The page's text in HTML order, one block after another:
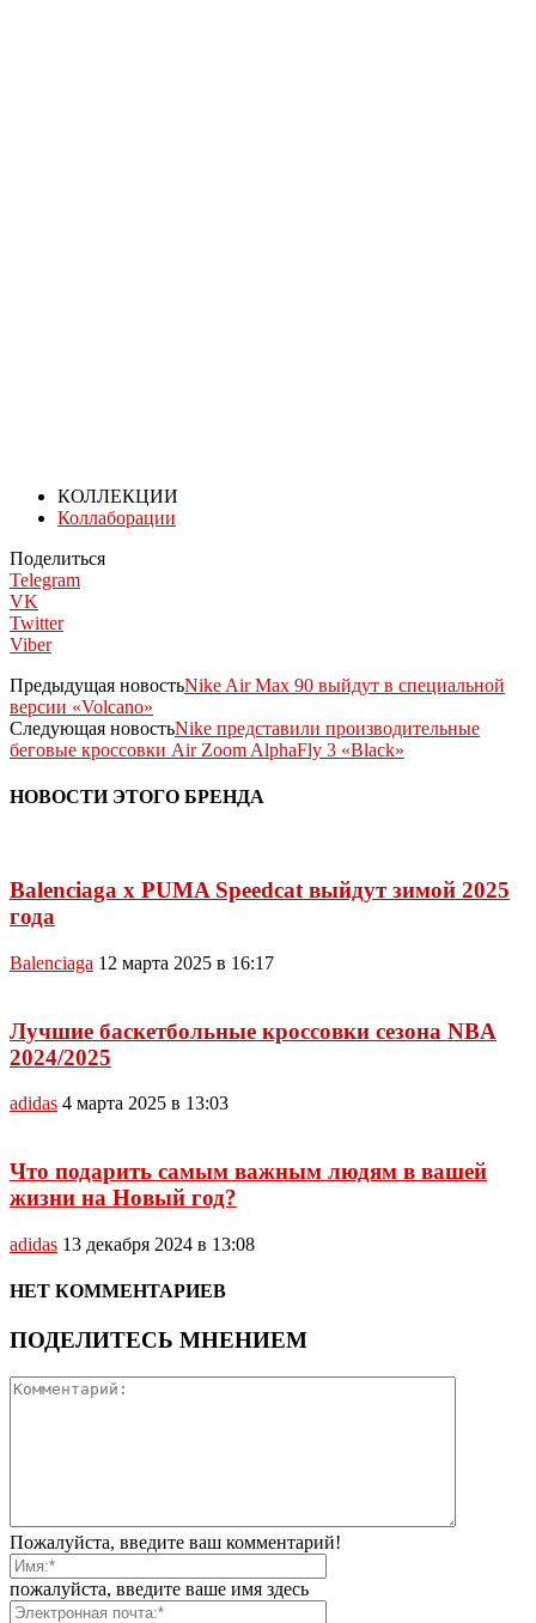
КОЛЛЕКЦИИ
Коллаборации
Поделиться
Telegram
VK
Twitter
Viber
Предыдущая новостьNike Air Max 90 выйдут в специальной
версии «Volcano»
Следующая новостьNike представили производительные
беговые кроссовки Air Zoom AlphaFly 3 «Black»
НОВОСТИ ЭТОГО БРЕНДА
Balenciaga x PUMA Speedcat выйдут зимой 2025
года
Balenciaga 12 марта 2025 в 16:17
Лучшие баскетбольные кроссовки сезона NBA
2024/2025
adidas 4 марта 2025 в 13:03
Что подарить самым важным людям в вашей
жизни на Новый год?
adidas 13 декабря 2024 в 13:08
НЕТ КОММЕНТАРИЕВ
ПОДЕЛИТЕСЬ МНЕНИЕМ
Пожалуйста, введите ваш комментарий!
пожалуйста, введите ваше имя здесь